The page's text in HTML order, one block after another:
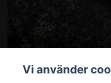
Vi använder